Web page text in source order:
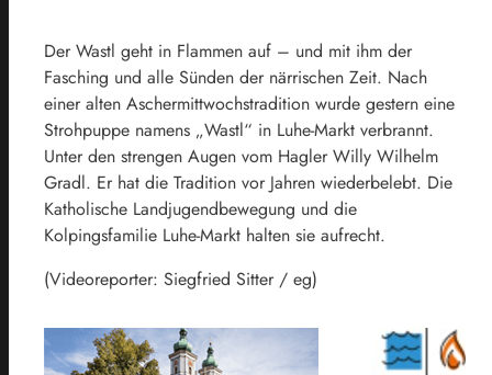
Der Wastl geht in Flammen auf – und mit ihm der
Fasching und alle Sünden der närrischen Zeit. Nach
einer alten Aschermittwochstradition wurde gestern eine
Strohpuppe namens „Wastl“ in Luhe-Markt verbrannt.
Unter den strengen Augen vom Hagler Willy Wilhelm
Gradl. Er hat die Tradition vor Jahren wiederbelebt. Die
Katholische Landjugendbewegung und die
Kolpingsfamilie Luhe-Markt halten sie aufrecht.
(Videoreporter: Siegfried Sitter / eg)